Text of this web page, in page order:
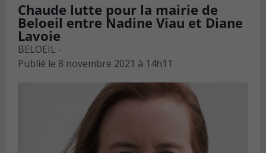
Chaude lutte pour la mairie de
Beloeil entre Nadine Viau et Diane
Lavoie
BELOEIL -
Publié le 8 novembre 2021 à 14h11